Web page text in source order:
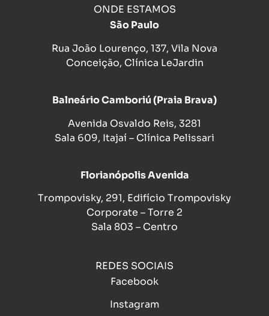
ONDE ESTAMOS
São Paulo
Rua João Lourenço, 137, Vila Nova
Conceição, Clínica LeJardin
Balneário Camboriú (Praia Brava)
Avenida Osvaldo Reis, 3281
Sala 609, Itajaí – Clínica Pelissari
Florianópolis Avenida
Trompovisky, 291, Edifício Trompovisky
Corporate – Torre 2
Sala 803 – Centro
REDES SOCIAIS
Facebook
Instagram